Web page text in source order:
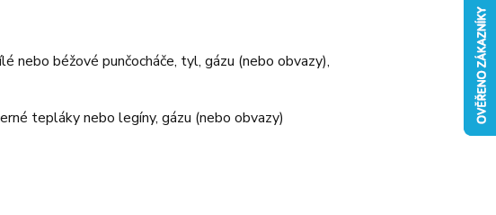
nebo béžové punčocháče, tyl, gázu (nebo obvazy),
tepláky nebo legíny, gázu (nebo obvazy)